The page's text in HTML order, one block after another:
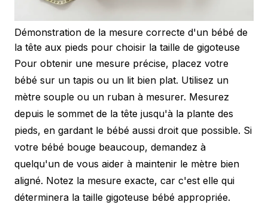
Démonstration de la mesure correcte d'un bébé de
la tête aux pieds pour choisir la taille de gigoteuse
Pour obtenir une mesure précise, placez votre
bébé sur un tapis ou un lit bien plat. Utilisez un
mètre souple ou un ruban à mesurer. Mesurez
depuis le sommet de la tête jusqu'à la plante des
pieds, en gardant le bébé aussi droit que possible. Si
votre bébé bouge beaucoup, demandez à
quelqu'un de vous aider à maintenir le mètre bien
aligné. Notez la mesure exacte, car c'est elle qui
déterminera la taille gigoteuse bébé appropriée.